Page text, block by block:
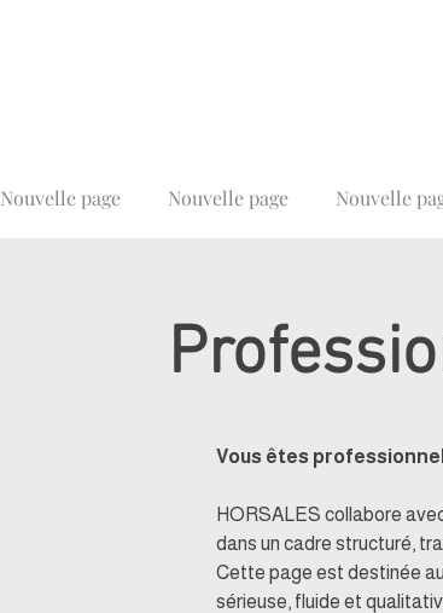
Nouvelle page Nouvelle page Nouvelle
Vous êtes
HORSALES collabore
dans un cadre structuré,
Cette page est destinée
sérieuse, fluide et